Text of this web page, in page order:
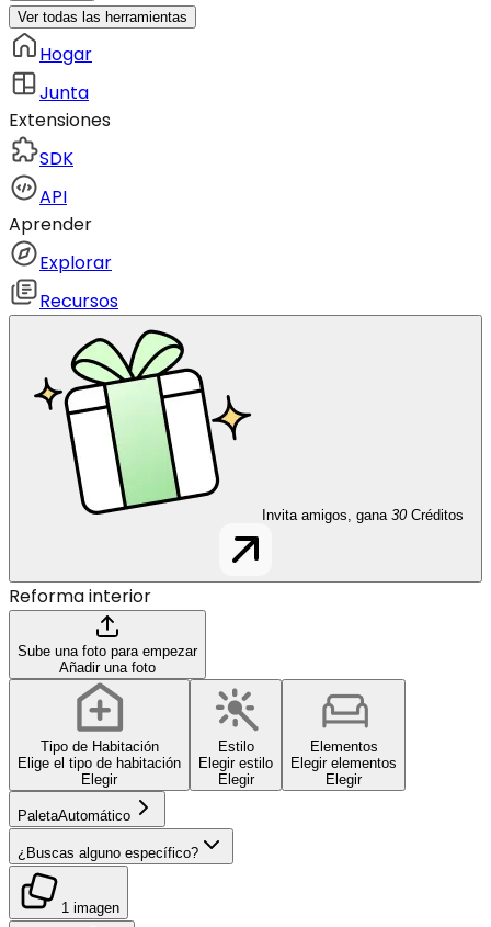
Ver todas las herramientas
Hogar
Junta
Extensiones
SDK
API
Aprender
Explorar
Recursos
Invita amigos, gana 30 Créditos
Reforma interior
Sube una foto para empezar
Añadir una foto
Tipo de Habitación
Elige el tipo de habitación
Elegir
Estilo
Elegir estilo
Elegir
Elementos
Elegir elementos
Elegir
PaletaAutomático
¿Buscas alguno específico?
1 imagen